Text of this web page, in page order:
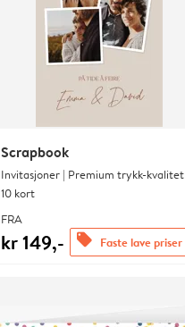
Scrapbook
Invitasjoner | Premium trykk-kvalitet
10 kort
FRA
kr 149,- offers Faste lave priser